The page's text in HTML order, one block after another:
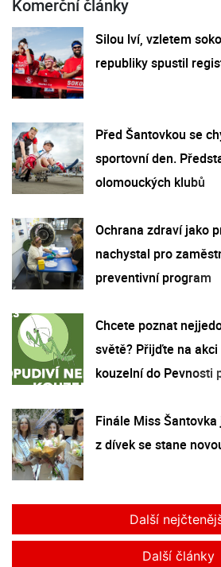
Komerční články
Silou lví, vzletem
republiky spustil
Před Šantovkou se
sportovní den.
olomouckých klubů
Ochrana zdraví jako
nachystal pro
preventivní program
Chcete poznat
světě? Přijďte na
kouzelní do Pevnosti
Finále Miss
z dívek se stane
Další
Další články